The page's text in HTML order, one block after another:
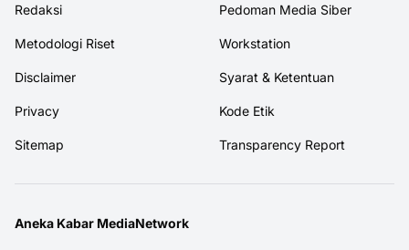
Redaksi Pedoman Media Siber
Metodologi Riset Workstation
Disclaimer Syarat & Ketentuan
Privacy Kode Etik
Sitemap Transparency Report
Aneka Kabar MediaNetwork